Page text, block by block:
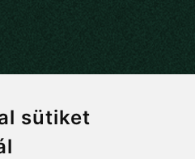
sütiket
áll, a tartalmak idézése során a forrás,
kötelező -